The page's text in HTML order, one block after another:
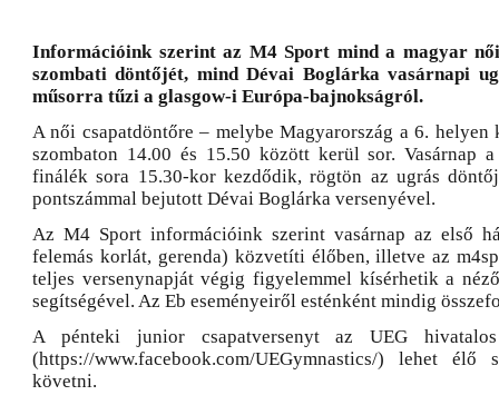
Információink szerint az M4 Sport mind a magyar
szombati döntőjét, mind Dévai Boglárka vasárnapi
műsorra tűzi a glasgow-i Európa-bajnokságról.
A női csapatdöntőre – melybe Magyarország a 6.
szombaton 14.00 és 15.50 között kerül sor. Vasárnap
finálék sora 15.30-kor kezdődik, rögtön az ugrás
pontszámmal bejutott Dévai Boglárka versenyével.
Az M4 Sport információink szerint vasárnap az első
felemás korlát, gerenda) közvetíti élőben, illetve az
teljes versenynapját végig figyelemmel kísérhetik a
segítségével. Az Eb eseményeiről esténként mindig
A pénteki junior csapatversenyt az UEG hivatalos
(https://www.facebook.com/UEGymnastics/) lehet élő
követni.